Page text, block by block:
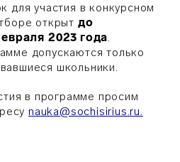
для участия в конкурсном
открыт до
2023 года.
допускаются только
школьники.
в программе просим
nauka@sochisirius.ru.